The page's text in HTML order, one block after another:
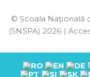
© Școala Naţională
(SNSPA) 2026 |